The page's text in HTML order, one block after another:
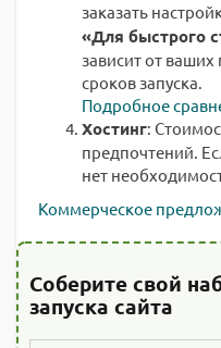
заказать
«Для быстрого
зависит от
сроков запуска.
Подробное
Хостинг:
предпочтений.
нет
Коммерческое
Соберите свой
запуска сайта